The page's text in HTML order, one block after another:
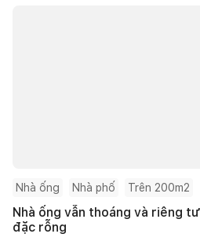
Nhà ống Nhà phố Trên 200m2
Nhà ống vẫn thoáng và riêng
đặc rỗng